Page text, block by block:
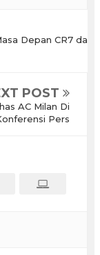
Depan CR7 dan
POST
AC Milan Di
Pers